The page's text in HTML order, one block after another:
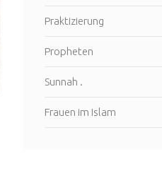
Praktizierung
Propheten
Sunnah .
Frauen im Islam